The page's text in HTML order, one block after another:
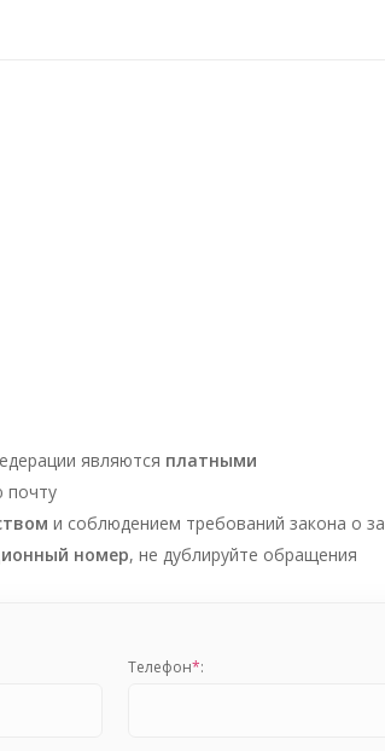
являются платными
почту
и соблюдением требований закона о
номер, не дублируйте обращения
Телефон*: